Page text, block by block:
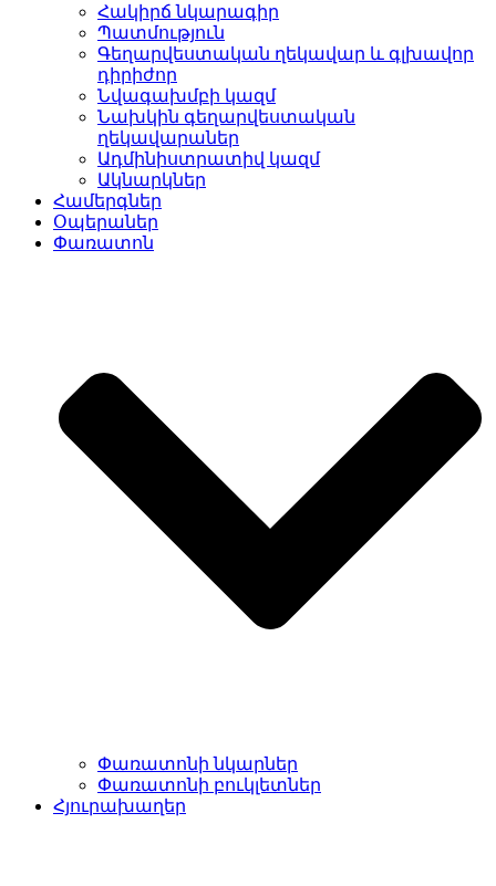
Հակիրճ նկարագիր
Պատմություն
Գեղարվեստական ղեկավար և գլխավոր
դիրիժոր
Նվագախմբի կազմ
Նախկին գեղարվեստական
ղեկավարաներ
Ադմինիստրատիվ կազմ
Ակնարկներ
Համերգներ
Օպերաներ
Փառատոն
Փառատոնի նկարներ
Փառատոնի բուկլետներ
Հյուրախաղեր